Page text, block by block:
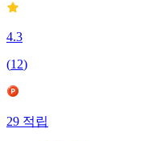
4.3
(12)
29적립